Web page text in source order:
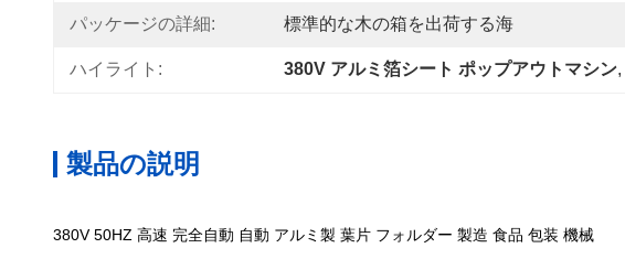
パッケージの詳細: 標準的な木の箱を出荷する海
ハイライト: 380V アルミ箔シート ポップアウトマシン,
製品の説明
380V 50HZ 高速 完全自動 自動 アルミ製 葉片 フォルダー 製造 食品 包装 機械